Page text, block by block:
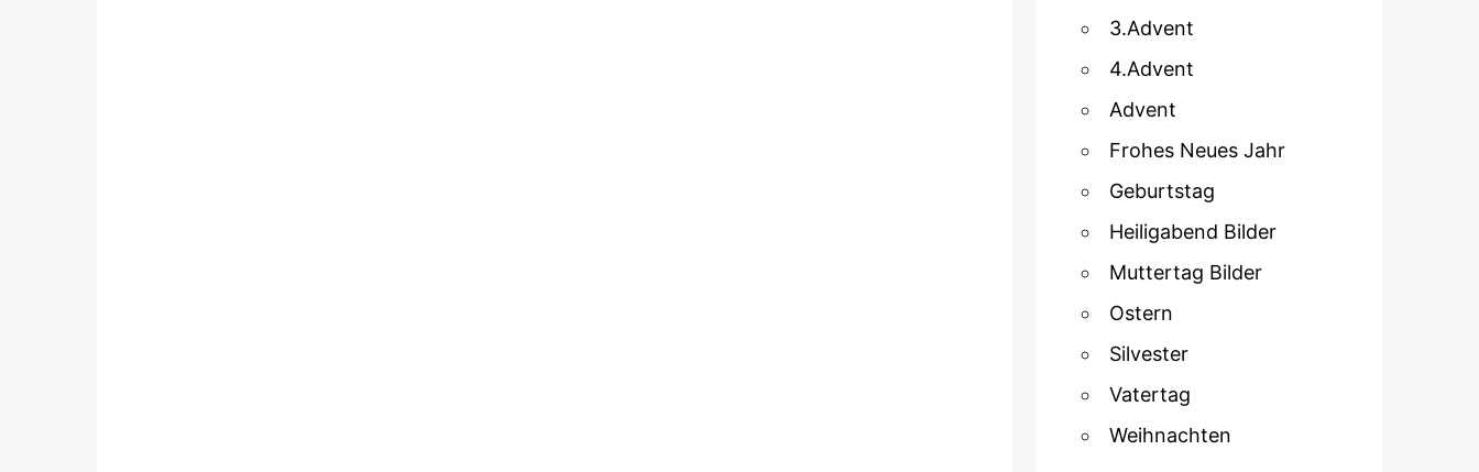
3.Advent
4.Advent
Advent
Frohes Neues Jahr
Geburtstag
Heiligabend Bilder
Muttertag Bilder
Ostern
Silvester
Vatertag
Weihnachten